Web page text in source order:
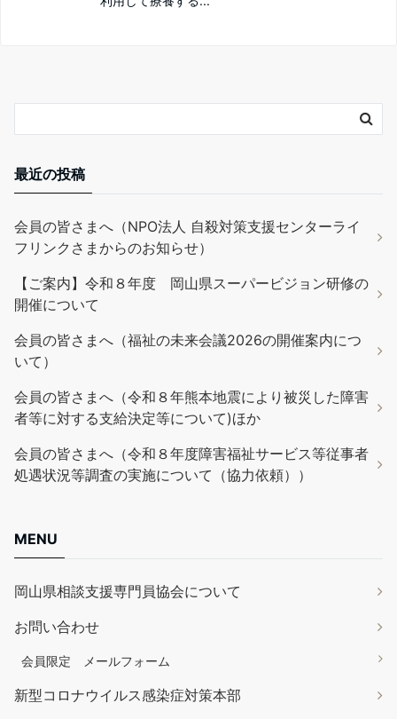
最近の投稿
会員の皆さまへ（NPO法人 自殺対策支援センターライ
フリンクさまからのお知らせ）
【ご案内】令和８年度 岡山県スーパービジョン研修の
開催について
会員の皆さまへ（福祉の未来会議2026の開催案内につ
いて）
会員の皆さまへ（令和８年熊本地震により被災した障害
者等に対する支給決定等について)ほか
会員の皆さまへ（令和８年度障害福祉サービス等従事者
処遇状況等調査の実施について（協力依頼））
MENU
岡山県相談支援専門員協会について
お問い合わせ
会員限定 メールフォーム
新型コロナウイルス感染症対策本部